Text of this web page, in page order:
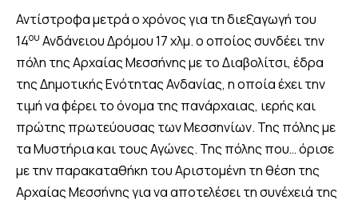
Αντίστροφα μετρά ο χρόνος για τη διεξαγωγή του
14ου Ανδάνειου Δρόμου 17 χλμ. ο οποίος συνδέει την
πόλη της Αρχαίας Μεσσήνης με το Διαβολίτσι, έδρα
της Δημοτικής Ενότητας Ανδανίας, η οποία έχει την
τιμή να φέρει το όνομα της πανάρχαιας, ιερής και
πρώτης πρωτεύουσας των Μεσσηνίων. Της πόλης με
τα Μυστήρια και τους Αγώνες. Της πόλης που… όρισε
με την παρακαταθήκη του Αριστομένη τη θέση της
Αρχαίας Μεσσήνης για να αποτελέσει τη συνέχειά της